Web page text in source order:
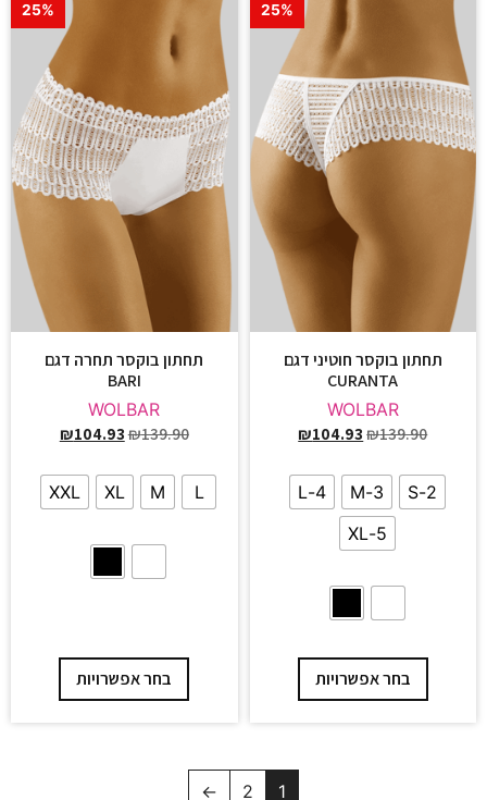
25%
תחתון בוקסר חוטיני דגם
CURANTA
WOLBAR
₪139.90
₪104.93
2-S
3-M
4-L
5-XL
בחר אפשרויות
25%
תחתון בוקסר תחרה דגם
BARI
WOLBAR
₪139.90
₪104.93
L
M
XL
XXL
בחר אפשרויות
2
←